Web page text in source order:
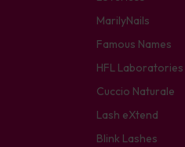
MarilyNails
Famous Names
HFL Laboratories
Cuccio Naturale
Lash eXtend
Blink Lashes